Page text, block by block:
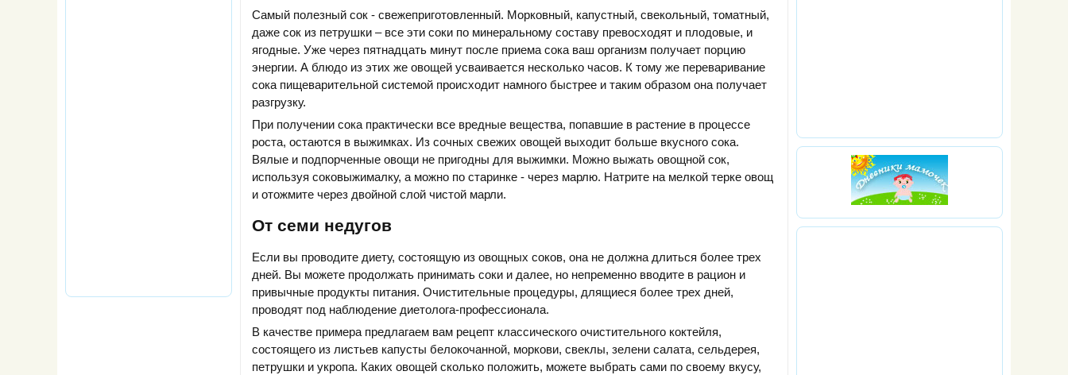
Самый полезный сок - свежеприготовленный. Морковный, капустный, свекольный, томатный,
даже сок из петрушки – все эти соки по минеральному составу превосходят и плодовые, и
ягодные. Уже через пятнадцать минут после приема сока ваш организм получает порцию
энергии. А блюдо из этих же овощей усваивается несколько часов. К тому же переваривание
сока пищеварительной системой происходит намного быстрее и таким образом она получает
разгрузку.
При получении сока практически все вредные вещества, попавшие в растение в процессе
роста, остаются в выжимках. Из сочных свежих овощей выходит больше вкусного сока.
Вялые и подпорченные овощи не пригодны для выжимки. Можно выжать овощной сок,
используя соковыжималку, а можно по старинке - через марлю. Натрите на мелкой терке овощ
и отожмите через двойной слой чистой марли.
От семи недугов
Если вы проводите диету, состоящую из овощных соков, она не должна длиться более трех
дней. Вы можете продолжать принимать соки и далее, но непременно вводите в рацион и
привычные продукты питания. Очистительные процедуры, длящиеся более трех дней,
проводят под наблюдение диетолога-профессионала.
В качестве примера предлагаем вам рецепт классического очистительного коктейля,
состоящего из листьев капусты белокочанной, моркови, свеклы, зелени салата, сельдерея,
петрушки и укропа. Каких овощей сколько положить, можете выбрать сами по своему вкусу,